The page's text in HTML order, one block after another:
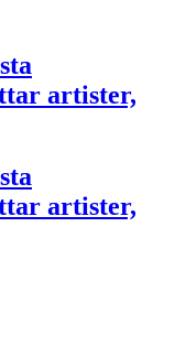
artister,
artister,